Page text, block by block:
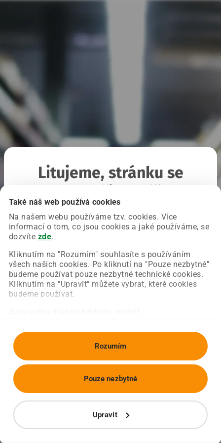
Také náš web používá cookies
Na našem webu používáme tzv. cookies. Více
informací o tom, co jsou cookies a jaké používáme, se
dozvíte zde.
Kliknutím na "Rozumím" souhlasíte s používáním
všech našich cookies. Po kliknutí na "Pouze nezbytné"
budeme používat pouze nezbytné technické cookies.
Kliknutím na "Upravit" můžete vybrat, které cookies
budeme používat.
Rozumím
Upravit
Pouze nezbytné
Litujeme, stránku se
Chyba nastala na naší straně a už ji opravujeme.
Zkuste prosím znovu načíst požadovanou stránku.
Obnovit stránku Úvodní strana